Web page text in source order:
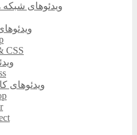
ویدئوهای شبکه
CSS
ویدئوهای